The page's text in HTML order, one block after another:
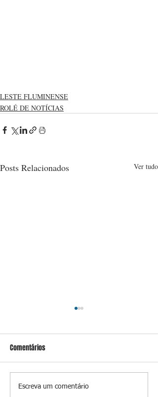
LESTE FLUMINENSE
ROLÉ DE NOTÍCIAS
Posts Relacionados Ver tudo
RJ-104: quando o trânsito
Comentários
Escreva um comentário